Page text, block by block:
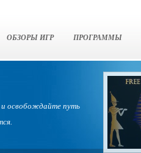
ОБЗОРЫ ИГР ПРОГРАММЫ
и освобождайте путь